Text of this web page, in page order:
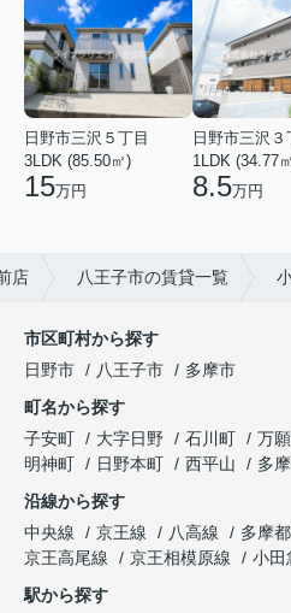
日野市三沢５丁目
3LDK (85.50㎡)
15万円
日野市三沢３
1LDK (34.77
8.5万円
店 八王子市の賃貸一覧
市区町村から探す
日野市
八王子市
多摩市
町名から探す
子安町
大字日野 石川町 万
明神町
日野本町 西平山
多
沿線から探す
中央線
京王線 八高線 多摩
京王高尾線
京王相模原線 小田
駅から探す